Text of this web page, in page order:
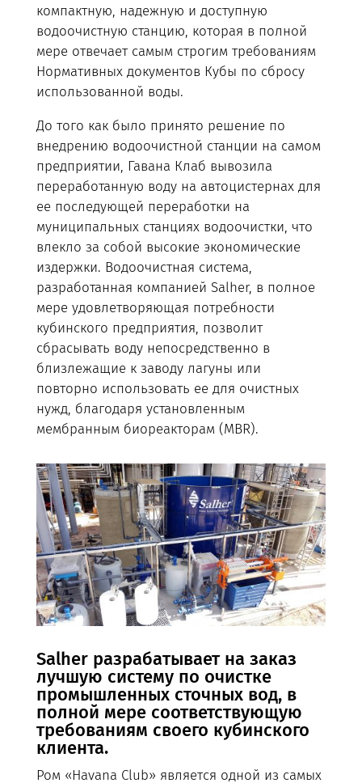
компактную, надежную и доступную
водоочистную станцию, которая в полной
мере отвечает самым строгим требованиям
Нормативных документов Кубы по сбросу
использованной воды.
До того как было принято решение по
внедрению водоочистной станции на самом
предприятии, Гавана Клаб вывозила
переработанную воду на автоцистернах для
ее последующей переработки на
муниципальных станциях водоочистки, что
влекло за собой высокие экономические
издержки. Водоочистная система,
разработанная компанией Salher, в полное
мере удовлетворяющая потребности
кубинского предприятия, позволит
сбрасывать воду непосредственно в
близлежащие к заводу лагуны или
повторно использовать ее для очистных
нужд, благодаря установленным
мембранным биореакторам (MBR).
Salher разрабатывает на заказ
лучшую систему по очистке
промышленных сточных вод, в
полной мере соответствующую
требованиям своего кубинского
клиента.
Ром «Havana Club» является одной из самых